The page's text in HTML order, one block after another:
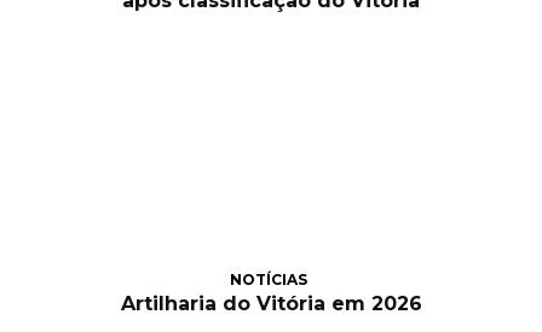
NOTÍCIAS
Artilharia do Vitória em 2026